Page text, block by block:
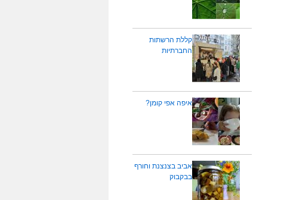
קללת הרשתות
החברתיות
איפה אפי קומן?
אביב בצנצנת וחורף
בבקבוק